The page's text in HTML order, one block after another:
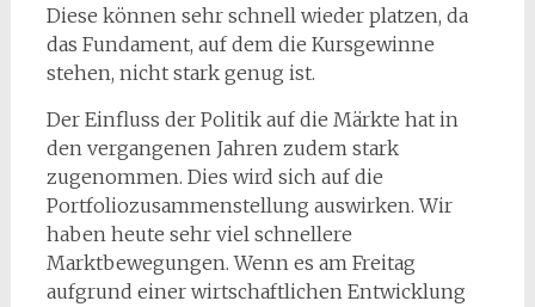
Diese können sehr schnell wieder platzen, da
das Fundament, auf dem die Kursgewinne
stehen, nicht stark genug ist.
Der Einfluss der Politik auf die Märkte hat in
den vergangenen Jahren zudem stark
zugenommen. Dies wird sich auf die
Portfoliozusammenstellung auswirken. Wir
haben heute sehr viel schnellere
Marktbewegungen. Wenn es am Freitag
aufgrund einer wirtschaftlichen Entwicklung